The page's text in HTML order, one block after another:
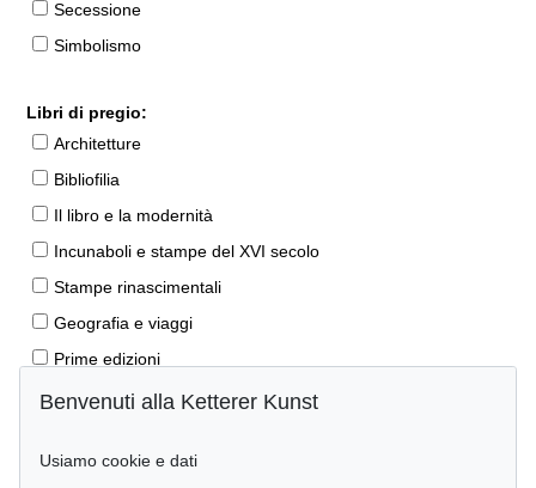
Secessione
Simbolismo
Libri di pregio:
Architetture
Bibliofilia
Il libro e la modernità
Incunaboli e stampe del XVI secolo
Stampe rinascimentali
Geografia e viaggi
Prime edizioni
Manoscritti antichi
Libri per bambini
Benvenuti alla Ketterer Kunst
Usiamo cookie e dati